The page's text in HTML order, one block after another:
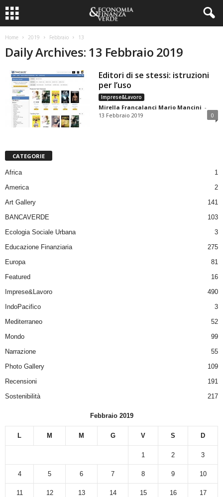
Home 2019 Febbraio 13
Daily Archives: 13 Febbraio 2019
Editori di se stessi: istruzioni
per l’uso
Imprese&Lavoro
Mirella Francalanci Mario Mancini -
13 Febbraio 2019
0
CATEGORIE
Africa
1
America
2
Art Gallery
141
BANCAVERDE
103
Ecologia Sociale Urbana
3
Educazione Finanziaria
275
Europa
81
Featured
16
Imprese&Lavoro
490
IndoPacifico
3
Mediterraneo
52
Mondo
99
Narrazione
55
Photo Gallery
109
Recensioni
191
Sostenibilità
217
Febbraio 2019
L M M G V S D
1 2 3
4 5 6 7 8 9 10
11 12 13 14 15 16 17